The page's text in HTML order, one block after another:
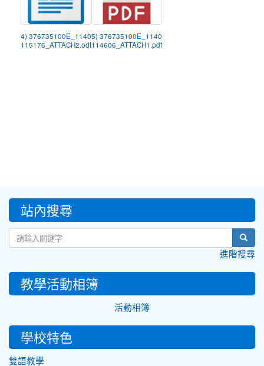
4) 376735100E_1140
115176_ATTACH2.odt
5) 376735100E_1140
114606_ATTACH1.pdf
::: 站內搜尋
進階搜尋
教學活動相簿
活動相簿
學校特色
雙語教學